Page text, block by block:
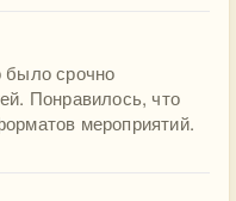
было срочно
Понравилось, что
мероприятий.